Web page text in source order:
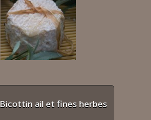
Bicottin ail et fines herbes